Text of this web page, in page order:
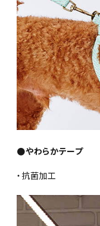
●やわらかテープ
・抗菌加工